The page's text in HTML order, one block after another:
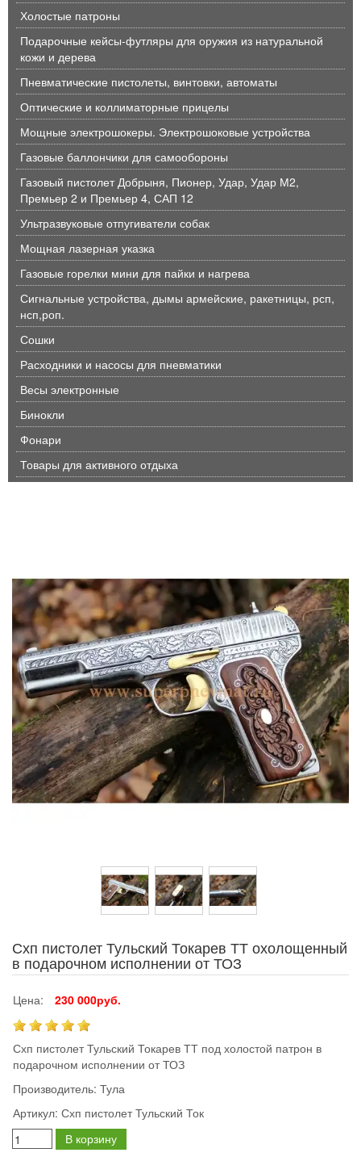
Холостые патроны
Подарочные кейсы-футляры для оружия из натуральной
кожи и дерева
Пневматические пистолеты, винтовки, автоматы
Оптические и коллиматорные прицелы
Мощные электрошокеры. Электрошоковые устройства
Газовые баллончики для самообороны
Газовый пистолет Добрыня, Пионер, Удар, Удар М2,
Премьер 2 и Премьер 4, САП 12
Ультразвуковые отпугиватели собак
Мощная лазерная указка
Газовые горелки мини для пайки и нагрева
Сигнальные устройства, дымы армейские, ракетницы, рсп,
нсп,роп.
Сошки
Расходники и насосы для пневматики
Весы электронные
Бинокли
Фонари
Товары для активного отдыха
Схп пистолет Тульский Токарев ТТ охолощенный
в подарочном исполнении от ТОЗ
Цена: 230 000руб.
Схп пистолет Тульский Токарев ТТ под холостой патрон в
подарочном исполнении от ТОЗ
Производитель: Тула
Артикул: Схп пистолет Тульский Ток
В корзину